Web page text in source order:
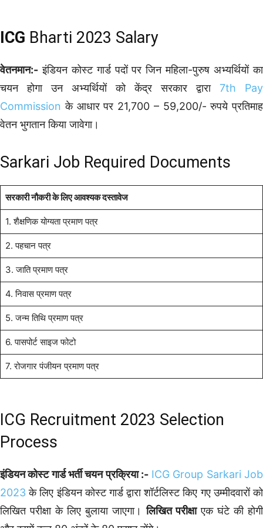
ICG Bharti 2023 Salary
वेतनमान:- इंडियन कोस्ट गार्ड पदों पर जिन महिला-पुरुष अभ्यर्थियों का
चयन होगा उन अभ्यर्थियों को केंद्र सरकार द्वारा 7th Pay
Commission के आधार पर 21,700 – 59,200/- रुपये प्रतिमाह
वेतन भुगतान किया जावेगा।
Sarkari Job Required Documents
सरकारी नौकरी के लिए आवश्यक दस्तावेज
1. शैक्षणिक योग्यता प्रमाण पत्र
2. पहचान पत्र
3. जाति प्रमाण पत्र
4. निवास प्रमाण पत्र
5. जन्म तिथि प्रमाण पत्र
6. पासपोर्ट साइज फोटो
7. रोजगार पंजीयन प्रमाण पत्र
ICG Recruitment 2023 Selection
Process
इंडियन कोस्ट गार्ड भर्ती चयन प्रक्रिया:- ICG Group Sarkari Job
2023के लिए इंडियन कोस्ट गार्ड द्वारा शॉर्टलिस्ट किए गए उम्मीदवारों को
लिखित परीक्षा के लिए बुलाया जाएगा।लिखित परीक्षाएक घंटे की होगी